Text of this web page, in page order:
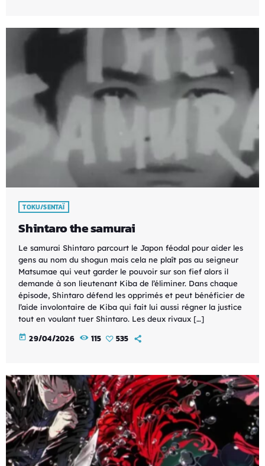
TOKU/SENTAÏ
Shintaro the samurai
Le samurai Shintaro parcourt le Japon féodal pour aider les
gens au nom du shogun mais cela ne plaît pas au seigneur
Matsumae qui veut garder le pouvoir sur son fief alors il
demande à son lieutenant Kiba de l’éliminer. Dans chaque
épisode, Shintaro défend les opprimés et peut bénéficier de
l’aide involontaire de Kiba qui fait lui aussi régner la justice
tout en voulant tuer Shintaro. Les deux rivaux […]
today 29/04/2026 115 535